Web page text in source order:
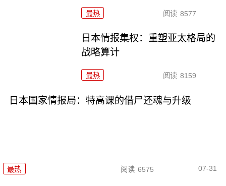
最热 阅读 8577
日本情报集权：重塑亚太格局的
战略算计
最热 阅读 8159
日本国家情报局：特高课的借尸还魂与升级
最热 阅读 6575 07-31